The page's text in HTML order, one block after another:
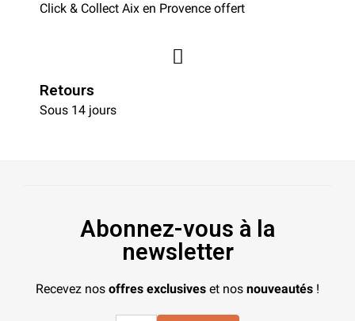
Click & Collect Aix en Provence offert
Retours
Sous 14 jours
Abonnez-vous à la
newsletter
Recevez nos offres exclusives et nos nouveautés !